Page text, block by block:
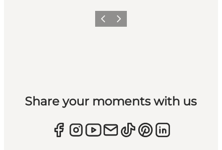
ZurückWeiter
Share your moments with us